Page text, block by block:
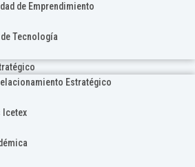
de Emprendimiento
Tecnología
Estratégico
Icetex